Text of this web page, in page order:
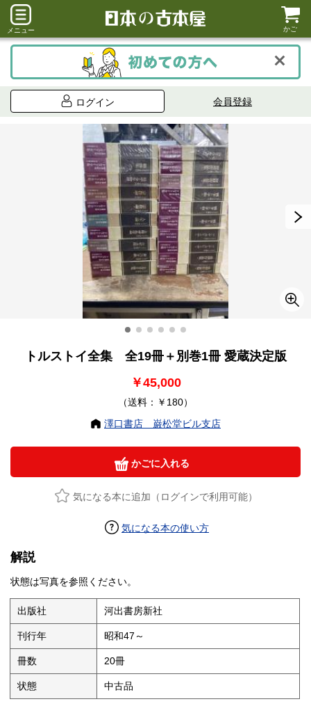
メニュー かご
ログイン 会員登録
トルストイ全集 全19冊＋別巻1冊 愛蔵決定版
￥45,000
（送料：￥180）
澤口書店 巌松堂ビル支店
かごに入れる
気になる本に追加（ログインで利用可能）
気になる本の使い方
解説
状態は写真を参照ください。
出版社 河出書房新社
刊行年 昭和47～
冊数 20冊
状態 中古品